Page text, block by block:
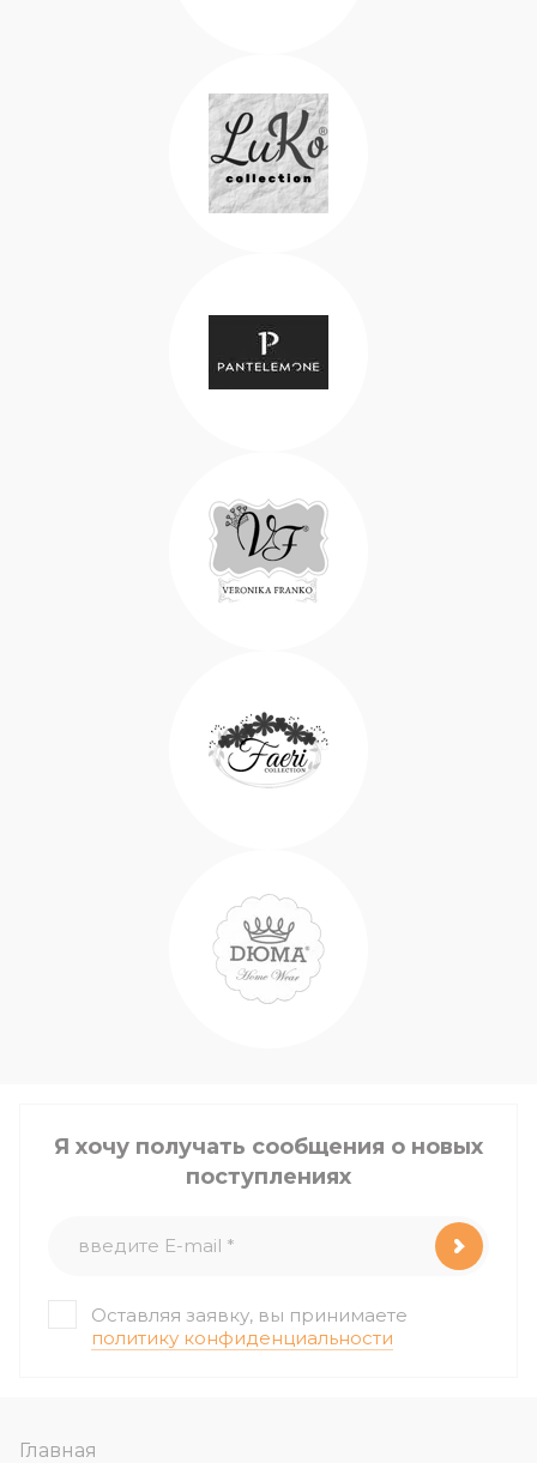
Главная
Я хочу получать сообщения о новых
поступлениях
Оставляя заявку, вы принимаете
политику конфиденциальности